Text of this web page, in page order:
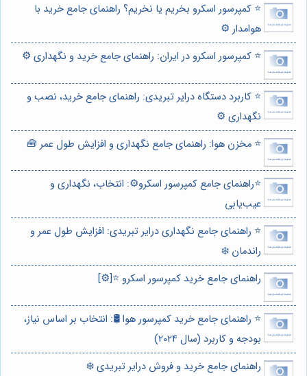
⭐️ کمپرسور اسکرو بخریم یا نخریم؟ راهنمای جامع خرید با
هوامدار ⚙️
⭐️ کمپرسور اسکرو در ایران: راهنمای جامع خرید و نگهداری ⚙️
⭐️ کاربرد دستگاه درایر تبریدی: راهنمای جامع خرید، نصب و
نگهداری ⚙️
⭐️ مخزن هوا: راهنمای جامع نگهداری و افزایش طول عمر 🧰
⭐️راهنمای جامع کمپرسور اسکرو⚙️: انتخاب، نگهداری و
عیب‌یابی
⭐️ راهنمای جامع نگهداری درایر تبریدی: افزایش طول عمر و
راندمان ❄️
راهنمای جامع خرید کمپرسور اسکرو ⭐️[⚙️]
⭐️ راهنمای جامع خرید کمپرسور هوا 🛢️: انتخاب بر اساس نیاز،
بودجه و کاربرد (سال 2024)
راهنمای جامع خرید و فروش درایر تبریدی ❄️